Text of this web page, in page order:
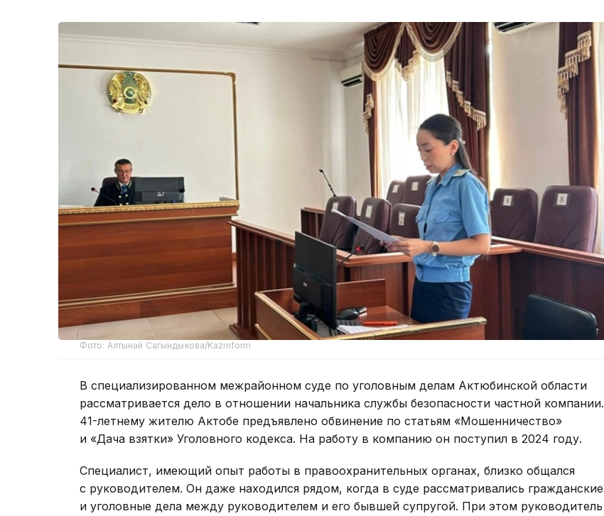
Фото: Алтынай Сагындыкова/Kazinform
В специализированном межрайонном суде по уголовным делам Актюбинской области
рассматривается дело в отношении начальника службы безопасности частной компании.
41-летнему жителю Актобе предъявлено обвинение по статьям «Мошенничество»
и «Дача взятки» Уголовного кодекса. На работу в компанию он поступил в 2024 году.
Специалист, имеющий опыт работы в правоохранительных органах, близко общался
с руководителем. Он даже находился рядом, когда в суде рассматривались гражданские
и уголовные дела между руководителем и его бывшей супругой. При этом руководитель